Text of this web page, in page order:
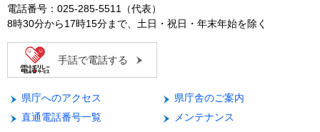
電話番号：025-285-5511（代表）
8時30分から17時15分まで、土日・祝日・年末年始を除く
手話で電話する
県庁へのアクセス
県庁舎のご案内
直通電話番号一覧
メンテナンス